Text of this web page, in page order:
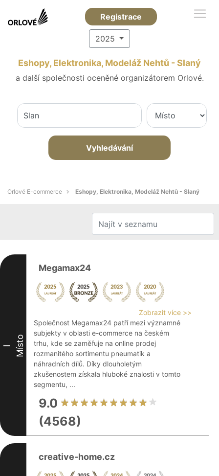
Registrace
2025
Eshopy, Elektronika, Modeláž Nehtů - Slaný
a další společnosti oceněné organizátorem Orlové.
Vyhledávání
Orlové E-commerce Eshopy, Elektronika, Modeláž Nehtů - Slaný
I Místo
Megamax24
Zobrazit více >>
Společnost Megamax24 patří mezi významné
subjekty v oblasti e-commerce na českém
trhu, kde se zaměřuje na online prodej
rozmanitého sortimentu pneumatik a
náhradních dílů. Díky dlouholetým
zkušenostem získala hluboké znalosti v tomto
segmentu, ...
9.0
(4568)
creative-home.cz